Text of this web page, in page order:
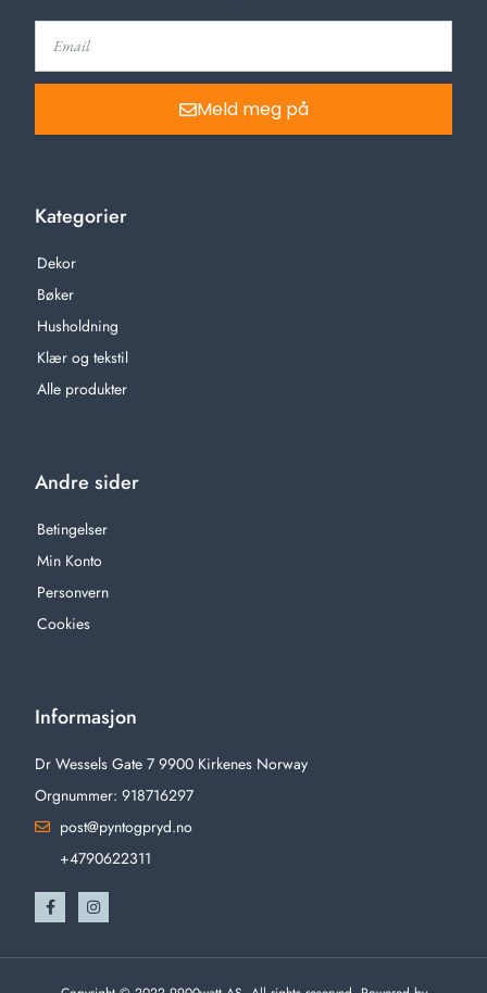
Meld meg på
Kategorier
Dekor
Bøker
Husholdning
Klær og tekstil
Alle produkter
Andre sider
Betingelser
Min Konto
Personvern
Cookies
Informasjon
Dr Wessels Gate 7 9900 Kirkenes Norway
Orgnummer: 918716297
post@pyntogpryd.no
+4790622311